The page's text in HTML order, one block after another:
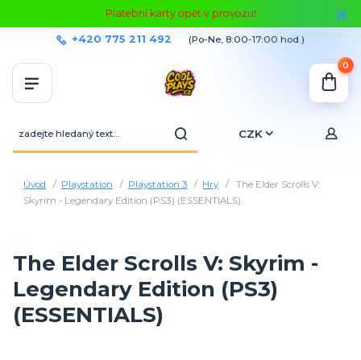
Platební karty opět v provozu!
CZK
+420 775 211 492 (Po-Ne, 8:00-17:00 hod.)
0
Úvod Playstation Playstation 3 Hry
The Elder Scrolls V:
Skyrim - Legendary Edition (PS3) (ESSENTIALS)
The Elder Scrolls V: Skyrim -
Legendary Edition (PS3)
(ESSENTIALS)